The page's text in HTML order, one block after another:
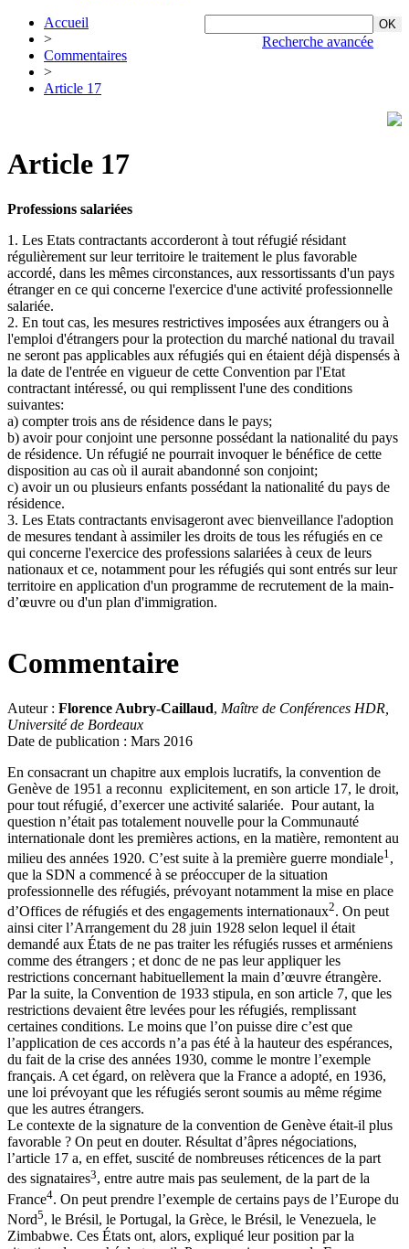
Recherche avancée
Accueil
>
Commentaires
>
Article 17
Article 17
Professions salariées
1. Les Etats contractants accorderont à tout réfugié résidant
régulièrement sur leur territoire le traitement le plus favorable
accordé, dans les mêmes circonstances, aux ressortissants d'un pays
étranger en ce qui concerne l'exercice d'une activité professionnelle
salariée.
2. En tout cas, les mesures restrictives imposées aux étrangers ou à
l'emploi d'étrangers pour la protection du marché national du travail
ne seront pas applicables aux réfugiés qui en étaient déjà dispensés à
la date de l'entrée en vigueur de cette Convention par l'Etat
contractant intéressé, ou qui remplissent l'une des conditions
suivantes:
a) compter trois ans de résidence dans le pays;
b) avoir pour conjoint une personne possédant la nationalité du pays
de résidence. Un réfugié ne pourrait invoquer le bénéfice de cette
disposition au cas où il aurait abandonné son conjoint;
c) avoir un ou plusieurs enfants possédant la nationalité du pays de
résidence.
3. Les Etats contractants envisageront avec bienveillance l'adoption
de mesures tendant à assimiler les droits de tous les réfugiés en ce
qui concerne l'exercice des professions salariées à ceux de leurs
nationaux et ce, notamment pour les réfugiés qui sont entrés sur leur
territoire en application d'un programme de recrutement de la main-
d’œuvre ou d'un plan d'immigration.
Commentaire
Auteur : Florence Aubry-Caillaud, Maître de Conférences HDR,
Université de Bordeaux
Date de publication : Mars 2016
En consacrant un chapitre aux emplois lucratifs, la convention de
Genève de 1951 a reconnu explicitement, en son article 17, le droit,
pour tout réfugié, d’exercer une activité salariée. Pour autant, la
question n’était pas totalement nouvelle pour la Communauté
internationale dont les premières actions, en la matière, remontent au
milieu des années 1920. C’est suite à la première guerre mondiale1 ,
que la SDN a commencé à se préoccuper de la situation
professionnelle des réfugiés, prévoyant notamment la mise en place
d’Offices de réfugiés et des engagements internationaux2. On peut
ainsi citer l’Arrangement du 28 juin 1928 selon lequel il était
demandé aux États de ne pas traiter les réfugiés russes et arméniens
comme des étrangers ; et donc de ne pas leur appliquer les
restrictions concernant habituellement la main d’œuvre étrangère.
Par la suite, la Convention de 1933 stipula, en son article 7, que les
restrictions devaient être levées pour les réfugiés, remplissant
certaines conditions. Le moins que l’on puisse dire c’est que
l’application de ces accords n’a pas été à la hauteur des espérances,
du fait de la crise des années 1930, comme le montre l’exemple
français. A cet égard, on relèvera que la France a adopté, en 1936,
une loi prévoyant que les réfugiés seront soumis au même régime
que les autres étrangers.
Le contexte de la signature de la convention de Genève était-il plus
favorable ? On peut en douter. Résultat d’âpres négociations,
l’article 17 a, en effet, suscité de nombreuses réticences de la part
des signataires3, entre autre mais pas seulement, de la part de la
France4. On peut prendre l’exemple de certains pays de l’Europe du
Nord5, le Brésil, le Portugal, la Grèce, le Brésil, le Venezuela, le
Zimbabwe. Ces États ont, alors, expliqué leur position par la